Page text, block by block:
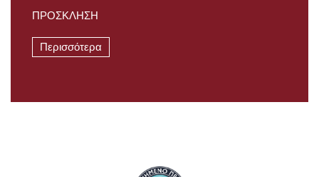
ΠΡΟΣΚΛΗΣΗ
Περισσότερα